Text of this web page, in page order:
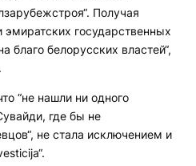
Получая
эмиратских государственных
благо белорусских властей“,
“не нашли ни одного
где бы не
не стала исключением и